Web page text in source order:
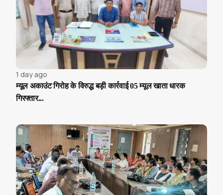
1 day ago
म्यूल अकाउंट गिरोह के विरुद्ध बड़ी कार्रवाई 05 म्यूल खाता धारक
गिरफ्तार...